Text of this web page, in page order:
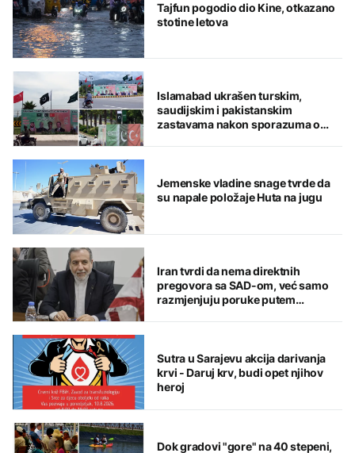
Tajfun pogodio dio Kine, otkazano
stotine letova
Islamabad ukrašen turskim,
saudijskim i pakistanskim
zastavama nakon sporazuma o
Jemenske vladine snage tvrde da
su napale položaje Huta na jugu
Iran tvrdi da nema direktnih
pregovora sa SAD-om, već samo
razmjenjuju poruke putem
Sutra u Sarajevu akcija darivanja
krvi - Daruj krv, budi opet njihov
heroj
Dok gradovi "gore" na 40 stepeni,